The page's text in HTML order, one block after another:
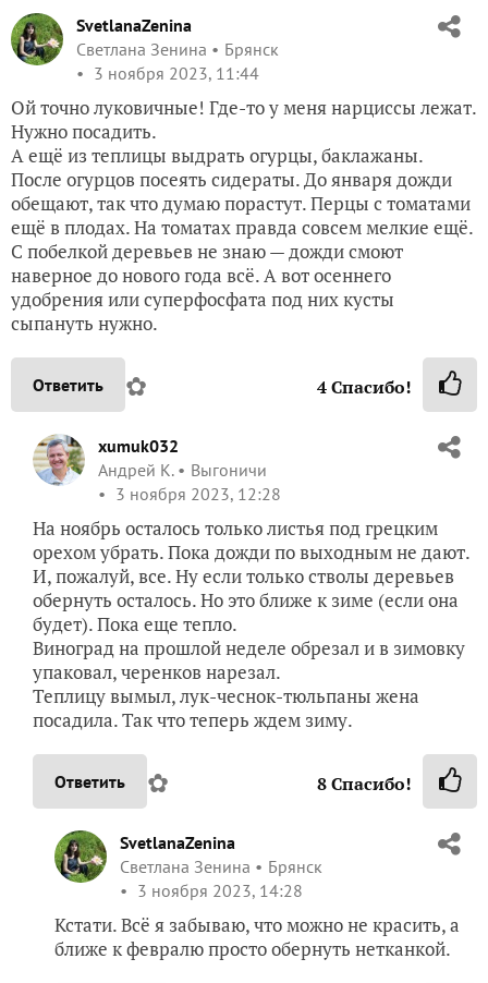
SvetlanaZenina
Светлана Зенина
Брянск
3 ноября 2023, 11:44
Ой точно луковичные! Где-то у меня нарциссы лежат.
Нужно посадить.
А ещё из теплицы выдрать огурцы, баклажаны.
После огурцов посеять сидераты. До января дожди
обещают, так что думаю порастут. Перцы с томатами
ещё в плодах. На томатах правда совсем мелкие ещё.
С побелкой деревьев не знаю — дожди смоют
наверное до нового года всё. А вот осеннего
удобрения или суперфосфата под них кусты
сыпануть нужно.
Ответить ✿ 4Спасибо!
xumuk032
Андрей К.
Выгоничи
3 ноября 2023, 12:28
На ноябрь осталось только листья под грецким
орехом убрать. Пока дожди по выходным не дают.
И, пожалуй, все. Ну если только стволы деревьев
обернуть осталось. Но это ближе к зиме (если она
будет). Пока еще тепло.
Виноград на прошлой неделе обрезал и в зимовку
упаковал, черенков нарезал.
Теплицу вымыл, лук-чеснок-тюльпаны жена
посадила. Так что теперь ждем зиму.
Ответить ✿ 8Спасибо!
SvetlanaZenina
Светлана Зенина
Брянск
3 ноября 2023, 14:28
Кстати. Всё я забываю, что можно не красить, а
ближе к февралю просто обернуть нетканкой.